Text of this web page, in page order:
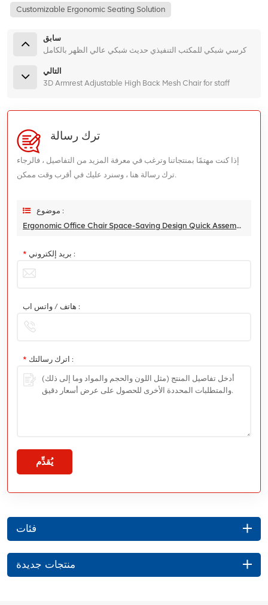
Customizable Ergonomic Seating Solution
سابق
كرسي شبكي للمكتب التنفيذي حديث شبكي عالي الظهر بالكامل
التالي
3D Armrest Adjustable High Back Mesh Chair for staff
ترك رسالة
إذا كنت مهتمًا بمنتجاتنا وترغب في معرفة المزيد من التفاصيل ، فالرجاء
ترك رسالة هنا ، وسنرد عليك في أقرب وقت ممكن.
موضوع :
Ergonomic Office Chair Space-Saving Design Quick Assembly Synchronized Tilt Action
* بريد إلكتروني :
هاتف / واتس اب :
* اترك رسالتك :
يُقدِّم
فئات
منتجات جديدة